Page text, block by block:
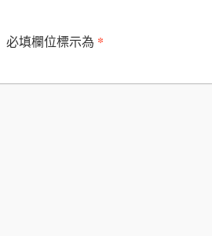
必填欄位標示為 *